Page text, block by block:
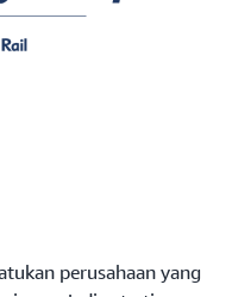
perusahaan yang